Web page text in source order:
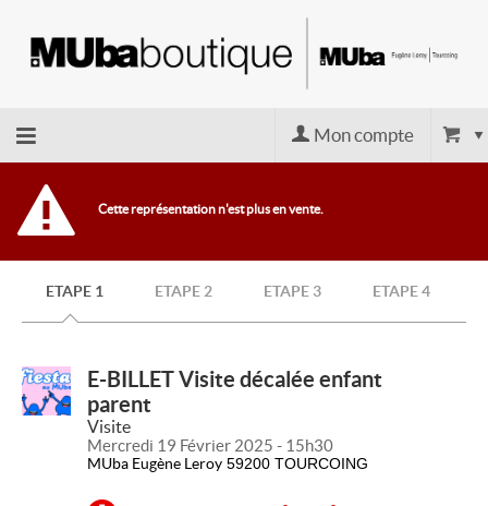
Retour
l'accueil
Retour
Mon compte
Cette représentation n'est plus en vente.
ETAPE 1 ETAPE 2 ETAPE 3 ETAPE 4
E-BILLET Visite décalée enfant
parent
Visite
Mercredi 19 Février 2025 - 15h30
MUba Eugène Leroy 59200 TOURCOING